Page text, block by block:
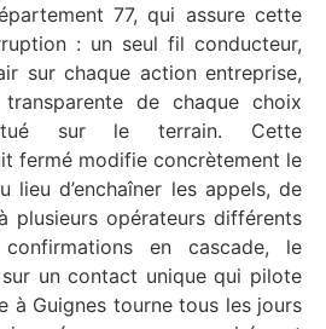
77, qui assure cette
: un seul fil conducteur,
sur chaque action entreprise,
de chaque choix
sur le terrain. Cette
fermé modifie concrètement le
lieu d’enchaîner les appels, de
plusieurs opérateurs différents
en cascade, le
sur un contact unique qui pilote
à Guignes tourne tous les jours